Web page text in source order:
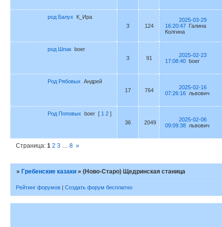
род Балух
К_Ира
3
124
2025-03-29
16:20:47 Галина
Колгина
род Шпак boer
3
91
2025-02-23
17:08:40 boer
Род Рябовых Андрей
17
764
2025-02-16
07:26:16 львович
Род Поповых boer [ 1 2 ]
36
2049
2025-02-06
09:09:38 львович
Страница:1 2 3 8 »
» Гребенские казаки »(Ново-Старо) Щедринская станица
Рейтинг форумов | Создать форум бесплатно